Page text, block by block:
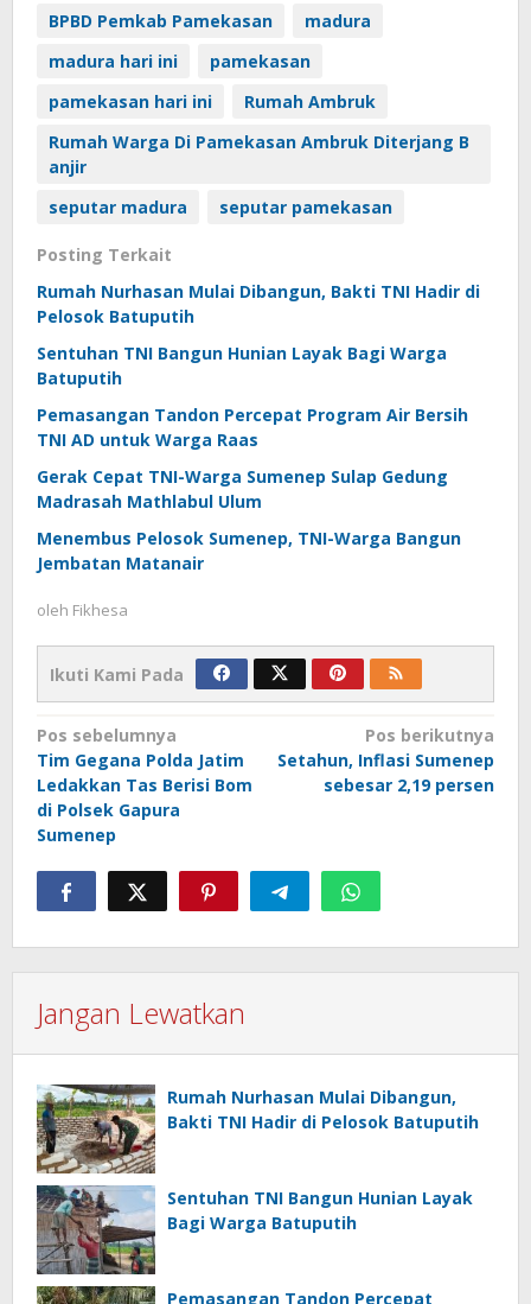
BPBD Pemkab Pamekasan
madura
madura hari ini
pamekasan
pamekasan hari ini
Rumah Ambruk
Rumah Warga Di Pamekasan Ambruk Diterjang B
anjir
seputar madura
seputar pamekasan
Posting Terkait
Rumah Nurhasan Mulai Dibangun, Bakti TNI Hadir di
Pelosok Batuputih
Sentuhan TNI Bangun Hunian Layak Bagi Warga
Batuputih
Pemasangan Tandon Percepat Program Air Bersih
TNI AD untuk Warga Raas
Gerak Cepat TNI-Warga Sumenep Sulap Gedung
Madrasah Mathlabul Ulum
Menembus Pelosok Sumenep, TNI-Warga Bangun
Jembatan Matanair
oleh Fikhesa
Ikuti Kami Pada
Navigasi
pos
Pos sebelumnya
Tim Gegana Polda Jatim
Ledakkan Tas Berisi Bom
di Polsek Gapura
Sumenep
Pos berikutnya
Setahun, Inflasi Sumenep
sebesar 2,19 persen
Jangan Lewatkan
Rumah Nurhasan Mulai Dibangun,
Bakti TNI Hadir di Pelosok Batuputih
Sentuhan TNI Bangun Hunian Layak
Bagi Warga Batuputih
Pemasangan Tandon Percepat